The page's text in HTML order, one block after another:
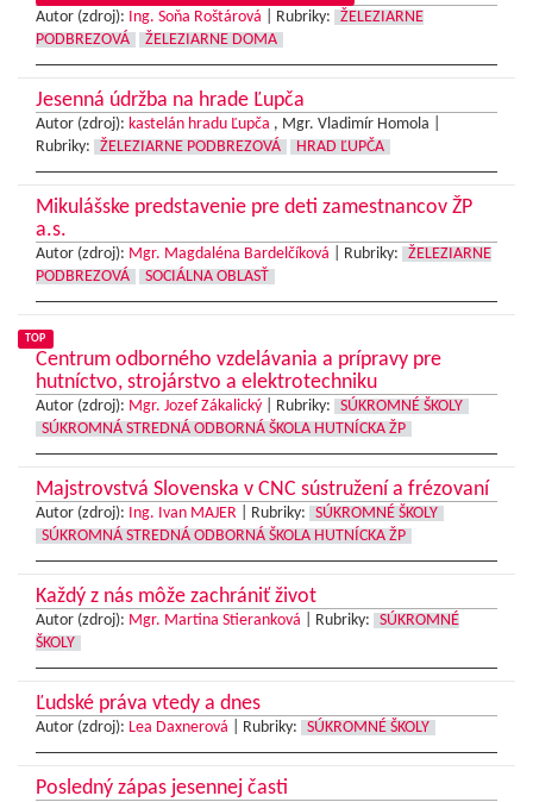
Autor (zdroj): Ing. Soňa Roštárová Rubriky:
ŽELEZIARNE
PODBREZOVÁ
ŽELEZIARNE DOMA
Jesenná údržba na hrade Ľupča
Autor (zdroj): kastelán hradu Ľupča , Mgr. Vladimír Homola |
Rubriky:
ŽELEZIARNE PODBREZOVÁ HRAD ĽUPČA
Mikulášske predstavenie pre deti zamestnancov ŽP
a.s.
Autor (zdroj): Mgr. Magdaléna Bardelčíková Rubriky:
ŽELEZIARNE
PODBREZOVÁ
SOCIÁLNA OBLASŤ
TOP
Centrum odborného vzdelávania a prípravy pre
hutníctvo, strojárstvo a elektrotechniku
Autor (zdroj): Mgr. Jozef Zákalický Rubriky:
SÚKROMNÉ ŠKOLY
SÚKROMNÁ STREDNÁ ODBORNÁ ŠKOLA HUTNÍCKA ŽP
Majstrovstvá Slovenska v CNC sústružení a frézovaní
Autor (zdroj): Ing. Ivan MAJER Rubriky:
SÚKROMNÉ ŠKOLY
SÚKROMNÁ STREDNÁ ODBORNÁ ŠKOLA HUTNÍCKA ŽP
Každý z nás môže zachrániť život
Autor (zdroj): Mgr. Martina Stieranková Rubriky:
SÚKROMNÉ
ŠKOLY
Ľudské práva vtedy a dnes
Autor (zdroj): Lea Daxnerová Rubriky: SÚKROMNÉ ŠKOLY
Posledný zápas jesennej časti